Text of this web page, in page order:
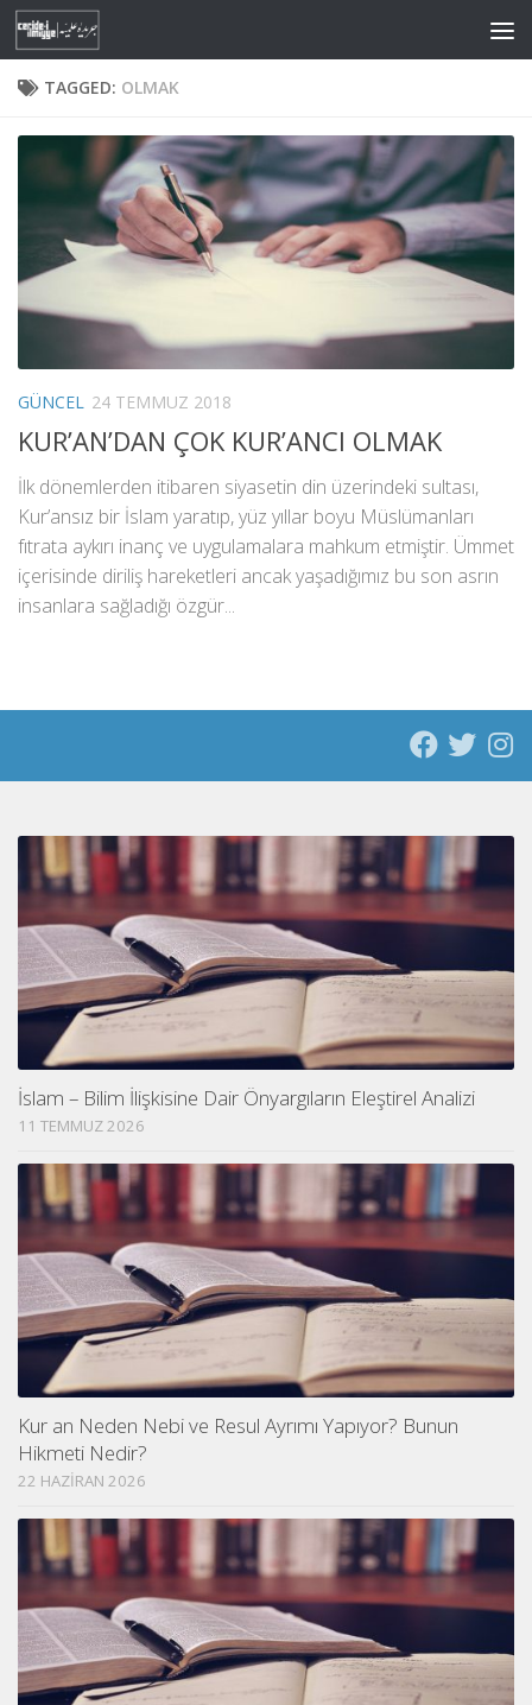
Skip to content
TAGGED: OLMAK
GÜNCEL 24 TEMMUZ 2018
KUR’AN’DAN ÇOK KUR’ANCI OLMAK
İlk dönemlerden itibaren siyasetin din üzerindeki sultası,
Kur’ansız bir İslam yaratıp, yüz yıllar boyu Müslümanları
fıtrata aykırı inanç ve uygulamalara mahkum etmiştir. Ümmet
içerisinde diriliş hareketleri ancak yaşadığımız bu son asrın
insanlara sağladığı özgür...
İslam – Bilim İlişkisine Dair Önyargıların Eleştirel Analizi
11 TEMMUZ 2026
Kur an Neden Nebi ve Resul Ayrımı Yapıyor? Bunun
Hikmeti Nedir?
22 HAZIRAN 2026